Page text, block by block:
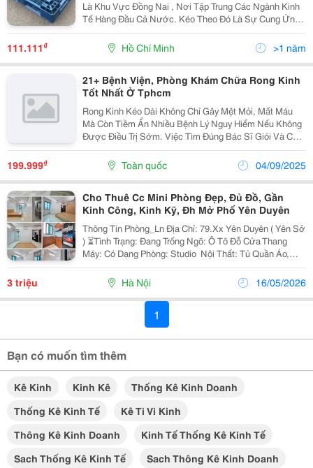
Là Khu Vực Đồng Nai , Nơi Tập Trung Các Ngành Kinh
Tế Hàng Đầu Cả Nước. Kéo Theo Đó Là Sự Cung Ứng
Hàng Hóa Ngày Càng Khan Hiếm. Ngành Pallet Nhựa
Cũng Không Ngoại Lệ, Việc Các Công Ty Phát Triển...
111.111₫ Hồ Chí Minh >1 năm
21+ Bệnh Viện, Phòng Khám Chữa Rong Kinh
Tốt Nhất Ở Tphcm
Rong Kinh Kéo Dài Không Chỉ Gây Mệt Mỏi, Mất Máu
Mà Còn Tiềm Ẩn Nhiều Bệnh Lý Nguy Hiểm Nếu Không
Được Điều Trị Sớm. Việc Tìm Đúng Bác Sĩ Giỏi Và Cơ
Sở Y Tế Uy Tín Sẽ Giúp Bạn Nhanh Chóng Cải Thiện
Tình Trạng, Lấy Lại Sức Khỏe Và Sự Tự Tin. Dưới
199.999₫ Toàn quốc 04/09/2025
Cho Thuê Cc Mini Phòng Đẹp, Đủ Đồ, Gần
Kinh Công, Kinh Kỹ, Đh Mở Phố Yên Duyên
Thông Tin Phòng_Ln Địa Chỉ: 79.Xx Yên Duyên ( Yên Sở
) ⏳Tình Trạng: Đang Trống Ngõ: Ô Tô Đỗ Cửa Thang
Máy: Có Dạng Phòng: Studio ️ Nội Thất: Tủ Quần Áo,
Điều Hòa, Nóng Lạnh, Bàn Bếp, Tủ Bếp,Giường, Tủ
Lạnh, Hút Mùi,... ✅ Tiện Ích &Bull;...
3 triệu Hà Nội 16/05/2026
1
Bạn có muốn tìm thêm
Kê Kinh Kinh Kê
Thống Kê Kinh Doanh
Thống Kê Kinh Tế
Kê Ti Vi Kinh
Thông Kê Kinh Doanh
Kinh Tế Thống Kê Kinh Tế
Sach Thống Kê Kinh Tế
Sach Thông Kê Kinh Doanh